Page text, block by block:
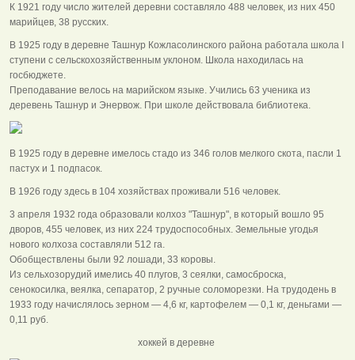
К 1921 году число жителей деревни составляло 488 человек, из них 450
марийцев, 38 русских.
В 1925 году в деревне Ташнур Кожласолинского района работала школа I
ступени с сельскохозяйственным уклоном. Школа находилась на
госбюджете.
Преподавание велось на марийском языке. Учились 63 ученика из
деревень Ташнур и Энервож. При школе действовала библиотека.
В 1925 году в деревне имелось стадо из 346 голов мелкого скота, пасли 1
пастух и 1 подпасок.
В 1926 году здесь в 104 хозяйствах проживали 516 человек.
3 апреля 1932 года образовали колхоз "Ташнур", в который вошло 95
дворов, 455 человек, из них 224 трудоспособных. Земельные угодья
нового колхоза составляли 512 га.
Обобществлены были 92 лошади, 33 коровы.
Из сельхозорудий имелись 40 плугов, 3 сеялки, самосброска,
сенокосилка, веялка, сепаратор, 2 ручные соломорезки. На трудодень в
1933 году начислялось зерном — 4,6 кг, картофелем — 0,1 кг, деньгами —
0,11 руб.
хоккей в деревне